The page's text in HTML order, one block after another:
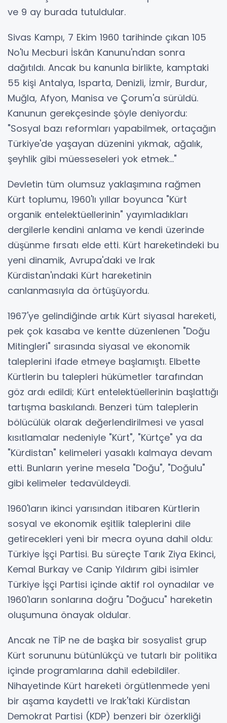
ve 9 ay burada tutuldular.
Sivas Kampı, 7 Ekim 1960 tarihinde çıkan 105
No'lu Mecburi İskân Kanunu'ndan sonra
dağıtıldı. Ancak bu kanunla birlikte, kamptaki
55 kişi Antalya, Isparta, Denizli, İzmir, Burdur,
Muğla, Afyon, Manisa ve Çorum'a sürüldü.
Kanunun gerekçesinde şöyle deniyordu:
"Sosyal bazı reformları yapabilmek, ortaçağın
Türkiye'de yaşayan düzenini yıkmak, ağalık,
şeyhlik gibi müesseseleri yok etmek..."
Devletin tüm olumsuz yaklaşımına rağmen
Kürt toplumu, 1960'lı yıllar boyunca "Kürt
organik entelektüellerinin" yayımladıkları
dergilerle kendini anlama ve kendi üzerinde
düşünme fırsatı elde etti. Kürt hareketindeki bu
yeni dinamik, Avrupa'daki ve Irak
Kürdistan'ındaki Kürt hareketinin
canlanmasıyla da örtüşüyordu.
1967'ye gelindiğinde artık Kürt siyasal hareketi,
pek çok kasaba ve kentte düzenlenen "Doğu
Mitingleri" sırasında siyasal ve ekonomik
taleplerini ifade etmeye başlamıştı. Elbette
Kürtlerin bu talepleri hükümetler tarafından
göz ardı edildi; Kürt entelektüellerinin başlattığı
tartışma baskılandı. Benzeri tüm taleplerin
bölücülük olarak değerlendirilmesi ve yasal
kısıtlamalar nedeniyle "Kürt", "Kürtçe" ya da
"Kürdistan" kelimeleri yasaklı kalmaya devam
etti. Bunların yerine mesela "Doğu", "Doğulu"
gibi kelimeler tedavüldeydi.
1960'ların ikinci yarısından itibaren Kürtlerin
sosyal ve ekonomik eşitlik taleplerini dile
getirecekleri yeni bir mecra oyuna dahil oldu:
Türkiye İşçi Partisi. Bu süreçte Tarık Ziya Ekinci,
Kemal Burkay ve Canip Yıldırım gibi isimler
Türkiye İşçi Partisi içinde aktif rol oynadılar ve
1960'ların sonlarına doğru "Doğucu" hareketin
oluşumuna önayak oldular.
Ancak ne TİP ne de başka bir sosyalist grup
Kürt sorununu bütünlükçü ve tutarlı bir politika
içinde programlarına dahil edebildiler.
Nihayetinde Kürt hareketi örgütlenmede yeni
bir aşama kaydetti ve Irak'taki Kürdistan
Demokrat Partisi (KDP) benzeri bir özerkliği